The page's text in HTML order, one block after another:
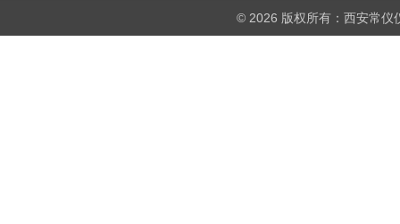
© 2026 版权所有：西安常